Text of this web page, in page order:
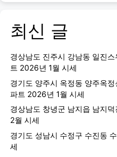
최신 글
경상남도 진주시 강남동 일진
트 2026년 1월 시세
경기도 양주시 옥정동 양주옥
파트 2026년 1월 시세
경상남도 창녕군 남지읍 남지
2월 시세
경기도 성남시 수정구 수진동
세